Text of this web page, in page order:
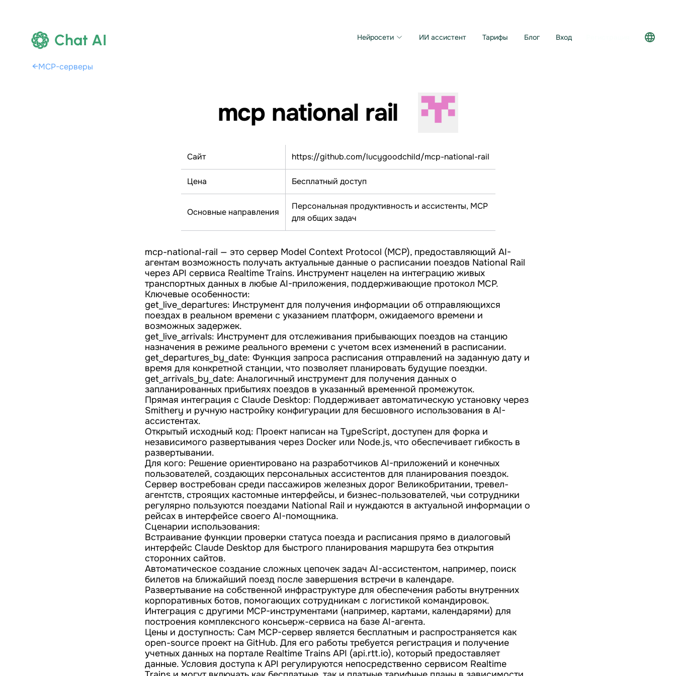
Chat AI Нейросети ИИ ассистент Тарифы Блог Вход
←MCP-серверы
mcp national rail
Сайт https://github.com/lucygoodchild/mcp-national-rail
Цена Бесплатный доступ
Основные направления
Персональная продуктивность и ассистенты, МСР
для общих задач
mcp-national-rail — это сервер Model Context Protocol (MCP), предоставляющий AI-
агентам возможность получать актуальные данные о расписании поездов National Rail
через API сервиса Realtime Trains. Инструмент нацелен на интеграцию живых
транспортных данных в любые AI-приложения, поддерживающие протокол MCP.
Ключевые особенности:
get_live_departures: Инструмент для получения информации об отправляющихся
поездах в реальном времени с указанием платформ, ожидаемого времени и
возможных задержек.
get_live_arrivals: Инструмент для отслеживания прибывающих поездов на станцию
назначения в режиме реального времени с учетом всех изменений в расписании.
get_departures_by_date: Функция запроса расписания отправлений на заданную дату и
время для конкретной станции, что позволяет планировать будущие поездки.
get_arrivals_by_date: Аналогичный инструмент для получения данных о
запланированных прибытиях поездов в указанный временной промежуток.
Прямая интеграция с Claude Desktop: Поддерживает автоматическую установку через
Smithery и ручную настройку конфигурации для бесшовного использования в AI-
ассистентах.
Открытый исходный код: Проект написан на TypeScript, доступен для форка и
независимого развертывания через Docker или Node.js, что обеспечивает гибкость в
развертывании.
Для кого: Решение ориентировано на разработчиков AI-приложений и конечных
пользователей, создающих персональных ассистентов для планирования поездок.
Сервер востребован среди пассажиров железных дорог Великобритании, тревел-
агентств, строящих кастомные интерфейсы, и бизнес-пользователей, чьи сотрудники
регулярно пользуются поездами National Rail и нуждаются в актуальной информации о
рейсах в интерфейсе своего AI-помощника.
Сценарии использования:
Встраивание функции проверки статуса поезда и расписания прямо в диалоговый
интерфейс Claude Desktop для быстрого планирования маршрута без открытия
сторонних сайтов.
Автоматическое создание сложных цепочек задач AI-ассистентом, например, поиск
билетов на ближайший поезд после завершения встречи в календаре.
Развертывание на собственной инфраструктуре для обеспечения работы внутренних
корпоративных ботов, помогающих сотрудникам с логистикой командировок.
Интеграция с другими MCP-инструментами (например, картами, календарями) для
построения комплексного консьерж-сервиса на базе AI-агента.
Цены и доступность: Сам MCP-сервер является бесплатным и распространяется как
open-source проект на GitHub. Для его работы требуется регистрация и получение
учетных данных на портале Realtime Trains API (api.rtt.io), который предоставляет
данные. Условия доступа к API регулируются непосредственно сервисом Realtime